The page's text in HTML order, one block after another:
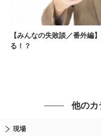
【みんなの失敗談／番外編
る！？
他のカ
現場